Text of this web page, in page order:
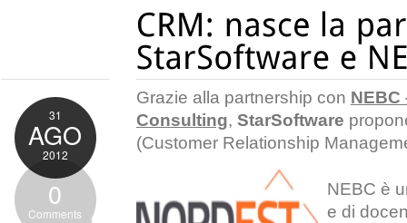
31
AGO
2012
0
Comments
Grazie alla partnership con
Consulting, StarSoftware
(Customer Relationship
NEBC è
e di